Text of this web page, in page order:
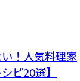
！人気料理家
ピ20選】